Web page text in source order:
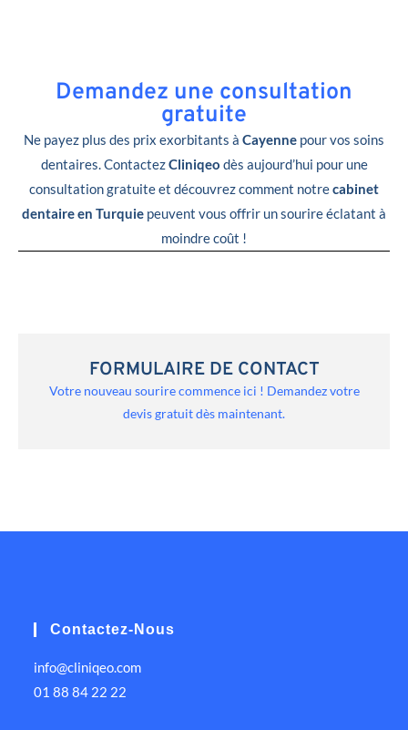
Demandez une consultation
gratuite
Ne payez plus des prix exorbitants à Cayenne pour vos soins
dentaires. ContactezCliniqeo dès aujourd’hui pour une
consultation gratuite et découvrez comment notrecabinet
dentaire en Turquie peuvent vous offrir un sourire éclatant à
moindre coût !
FORMULAIRE DE CONTACT
Votre nouveau sourire commence ici ! Demandez votre
devis gratuit dès maintenant.
Contactez-Nous
info@cliniqeo.com
01 88 84 22 22